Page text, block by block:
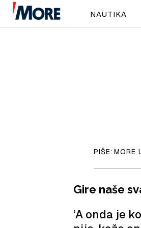
NAUTIKA
PIŠE: MORE
Gire naše
‘A onda je